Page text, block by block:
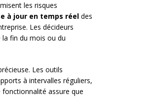
les risques
à jour en temps réel des
Les décideurs
fin du mois ou du
Les outils
à intervalles réguliers,
assure que